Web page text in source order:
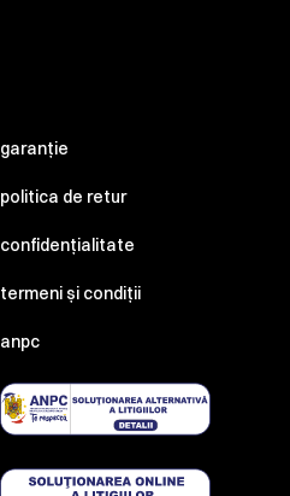
garanție
politica de retur
confidențialitate
termeni și condiții
anpc